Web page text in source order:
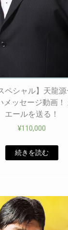
ペシャル】天龍
メッセージ動画！
エールを送る！
¥110,000
続きを読む